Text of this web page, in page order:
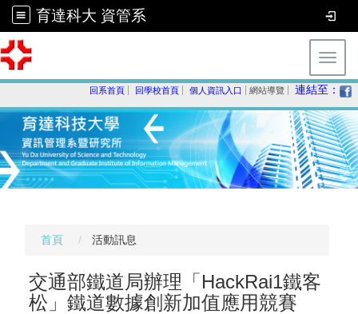
育達科大 資管系
回系首頁 回學校首頁 個人資訊入口 網站導覽 連結至：
首頁 活動訊息
交通部鐵道局辦理「HackRai1鐵客
松」鐵道數據創新加值應用競賽